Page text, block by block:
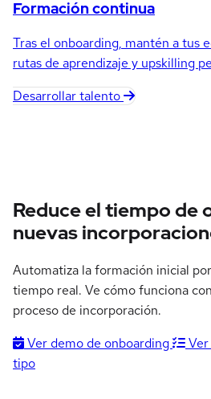
Formación continua
Tras el onboarding, mantén a tus
rutas de aprendizaje y upskilling
Desarrollar talento
Reduce el tiempo de
nuevas
Automatiza la formación inicial
tiempo real. Ve cómo funciona
proceso de incorporación.
Ver demo de onboarding
tipo